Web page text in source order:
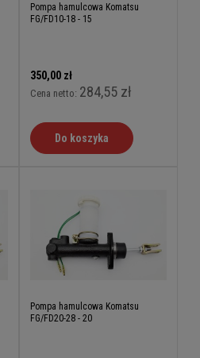
Pompa hamulcowa Komatsu
FG/FD10-18 - 15
350,00 zł
Cena netto: 284,55 zł
Do koszyka
Pompa hamulcowa Komatsu
FG/FD20-28 - 20